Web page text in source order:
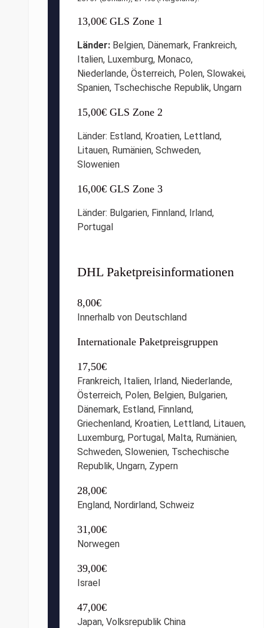
13,00€ GLS Zone 1
Länder: Belgien, Dänemark, Frankreich,
Italien, Luxemburg, Monaco,
Niederlande, Österreich, Polen, Slowakei,
Spanien, Tschechische Republik, Ungarn
15,00€ GLS Zone 2
Länder: Estland, Kroatien, Lettland,
Litauen, Rumänien, Schweden,
Slowenien
16,00€ GLS Zone 3
Länder: Bulgarien, Finnland, Irland,
Portugal
DHL Paketpreisinformationen
8,00€
Innerhalb von Deutschland
Internationale Paketpreisgruppen
17,50€
Frankreich, Italien, Irland, Niederlande,
Österreich, Polen, Belgien, Bulgarien,
Dänemark, Estland, Finnland,
Griechenland, Kroatien, Lettland, Litauen,
Luxemburg, Portugal, Malta, Rumänien,
Schweden, Slowenien, Tschechische
Republik, Ungarn, Zypern
28,00€
England, Nordirland, Schweiz
31,00€
Norwegen
39,00€
Israel
47,00€
Japan, Volksrepublik China